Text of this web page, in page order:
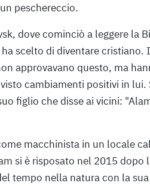
peschereccio.
dove cominciò a leggere la
scelto di diventare cristiano.
approvavano questo, ma
cambiamenti positivi in lui.
figlio che disse ai vicini:
macchinista in un locale
si è risposato nel 2015 dopo
tempo nella natura con la